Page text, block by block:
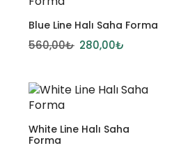
Blue Line Halı Saha Forma
560,00₺ 280,00₺
White Line Halı Saha
Forma